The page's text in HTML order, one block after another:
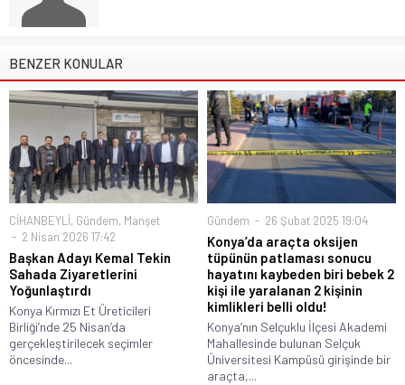
BENZER KONULAR
CİHANBEYLİ, Gündem, Manşet
2 Nisan 2026 17:42
Başkan Adayı Kemal Tekin
Sahada Ziyaretlerini
Yoğunlaştırdı
Konya Kırmızı Et Üreticileri
Birliği’nde 25 Nisan’da
gerçekleştirilecek seçimler
öncesinde...
Gündem 26 Şubat 2025 19:04
Konya’da araçta oksijen
tüpünün patlaması sonucu
hayatını kaybeden biri bebek 2
kişi ile yaralanan 2 kişinin
kimlikleri belli oldu!
Konya’nın Selçuklu İlçesi Akademi
Mahallesinde bulunan Selçuk
Üniversitesi Kampüsü girişinde bir
araçta,...